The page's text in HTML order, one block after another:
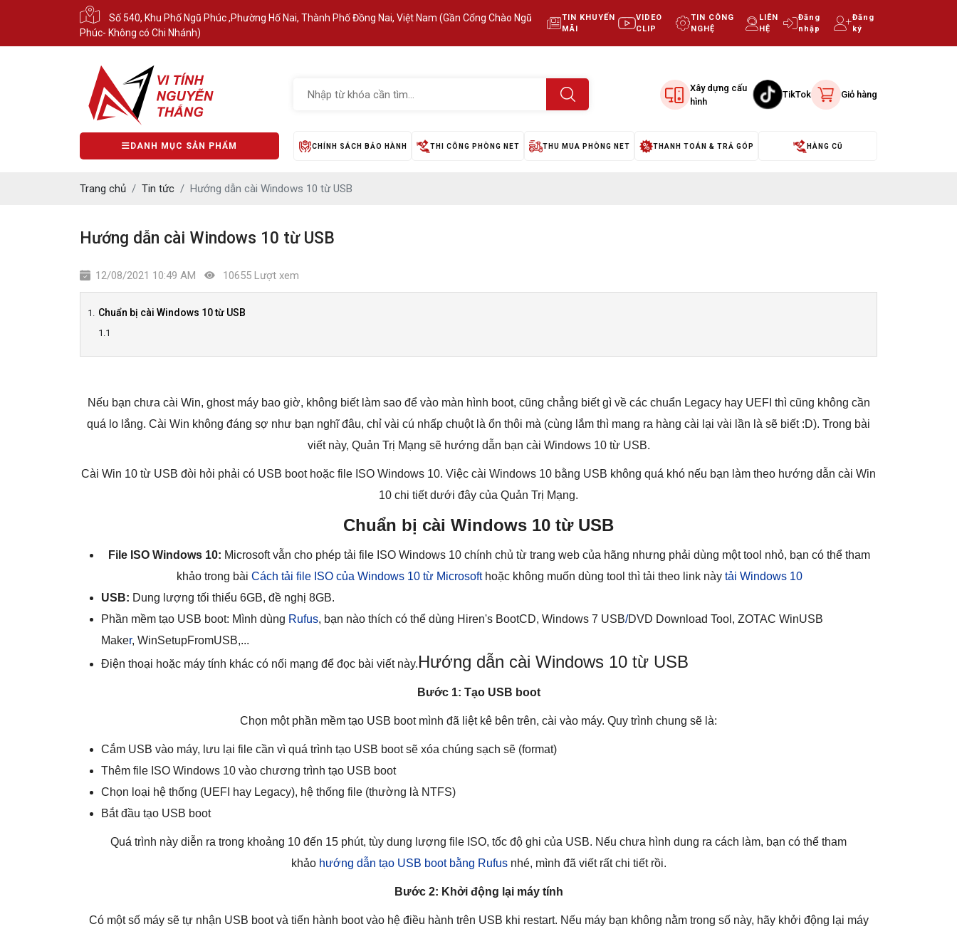
Số 540, Khu Phố Ngũ Phúc ,Phường Hố Nai, Thành Phố Đồng Nai, Việt Nam (Gần Cổng Chào Ngũ
Phúc- Không có Chi Nhánh)
TIN KHUYẾN
MÃI
VIDEO
CLIP
TIN CÔNG
NGHỆ
LIÊN
HỆ
Đăng
nhập
Đăng
ký
Xây dựng cấu
hình
TikTok Giỏ hàng
DANH MỤC SẢN PHẨM CHÍNH SÁCH BẢO HÀNH THI CÔNG PHÒNG NET THU MUA PHÒNG NET THANH TOÁN & TRẢ GÓP HÀNG CŨ
Trang chủ Tin tức Hướng dẫn cài Windows 10 từ USB
Hướng dẫn cài Windows 10 từ USB
12/08/2021 10:49 AM 10655 Lượt xem
Chuẩn bị cài Windows 10 từ USB
Nếu bạn chưa cài Win, ghost máy bao giờ, không biết làm sao để vào màn hình boot, cũng chẳng biết gì về các chuẩn Legacy hay UEFI thì cũng không cần
quá lo lắng. Cài Win không đáng sợ như bạn nghĩ đâu, chỉ vài cú nhấp chuột là ổn thôi mà (cùng lắm thì mang ra hàng cài lại vài lần là sẽ biết :D). Trong bài
viết này, Quản Trị Mạng sẽ hướng dẫn bạn cài Windows 10 từ USB.
Cài Win 10 từ USB đòi hỏi phải có USB boot hoặc file ISO Windows 10. Việc cài Windows 10 bằng USB không quá khó nếu bạn làm theo hướng dẫn cài Win
10 chi tiết dưới đây của Quản Trị Mạng.
Chuẩn bị cài Windows 10 từ USB
File ISO Windows 10: Microsoft vẫn cho phép tải file ISO Windows 10 chính chủ từ trang web của hãng nhưng phải dùng một tool nhỏ, bạn có thể tham
khảo trong bài Cách tải file ISO của Windows 10 từ Microsoft hoặc không muốn dùng tool thì tải theo link này tải Windows 10
USB: Dung lượng tối thiểu 6GB, đề nghị 8GB.
Phần mềm tạo USB boot: Mình dùng Rufus, bạn nào thích có thể dùng Hiren's BootCD, Windows 7 USB/DVD Download Tool, ZOTAC WinUSB
Maker, WinSetupFromUSB,...
Điện thoại hoặc máy tính khác có nối mạng để đọc bài viết này.Hướng dẫn cài Windows 10 từ USB
Bước 1: Tạo USB boot
Chọn một phần mềm tạo USB boot mình đã liệt kê bên trên, cài vào máy. Quy trình chung sẽ là:
Cắm USB vào máy, lưu lại file cần vì quá trình tạo USB boot sẽ xóa chúng sạch sẽ (format)
Thêm file ISO Windows 10 vào chương trình tạo USB boot
Chọn loại hệ thống (UEFI hay Legacy), hệ thống file (thường là NTFS)
Bắt đầu tạo USB boot
Quá trình này diễn ra trong khoảng 10 đến 15 phút, tùy dung lượng file ISO, tốc độ ghi của USB. Nếu chưa hình dung ra cách làm, bạn có thể tham
khảo hướng dẫn tạo USB boot bằng Rufusnhé, mình đã viết rất chi tiết rồi.
Bước 2: Khởi động lại máy tính
Có một số máy sẽ tự nhận USB boot và tiến hành boot vào hệ điều hành trên USB khi restart. Nếu máy bạn không nằm trong số này, hãy khởi động lại máy